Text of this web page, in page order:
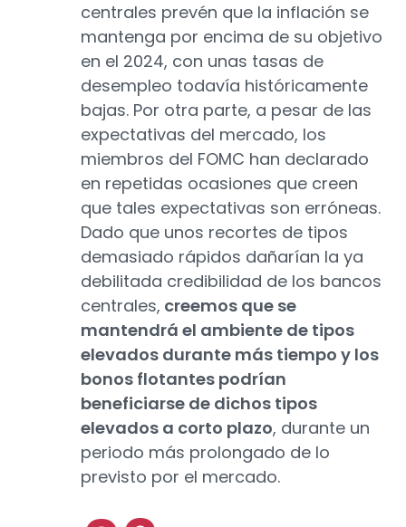
centrales prevén que la inflación se
mantenga por encima de su objetivo
en el 2024, con unas tasas de
desempleo todavía históricamente
bajas. Por otra parte, a pesar de las
expectativas del mercado, los
miembros del FOMC han declarado
en repetidas ocasiones que creen
que tales expectativas son erróneas.
Dado que unos recortes de tipos
demasiado rápidos dañarían la ya
debilitada credibilidad de los bancos
centrales, creemos que se
mantendrá el ambiente de tipos
elevados durante más tiempo y los
bonos flotantes podrían
beneficiarse de dichos tipos
elevados a corto plazo, durante un
periodo más prolongado de lo
previsto por el mercado.